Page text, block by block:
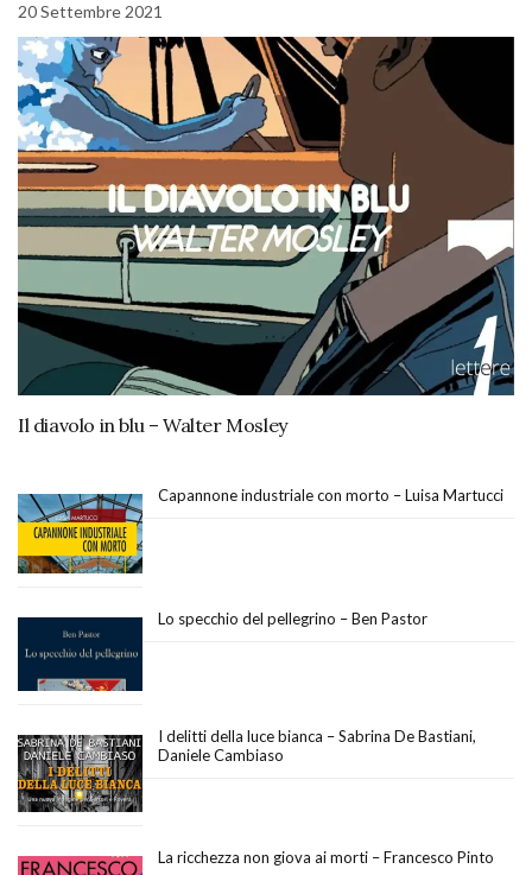
20 Settembre 2021
Il diavolo in blu – Walter Mosley
Capannone industriale con morto – Luisa Martucci
Lo specchio del pellegrino – Ben Pastor
I delitti della luce bianca – Sabrina De Bastiani,
Daniele Cambiaso
La ricchezza non giova ai morti – Francesco Pinto